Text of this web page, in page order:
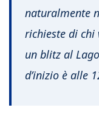
naturalmente
richieste di chi
un blitz al
d’inizio è alle